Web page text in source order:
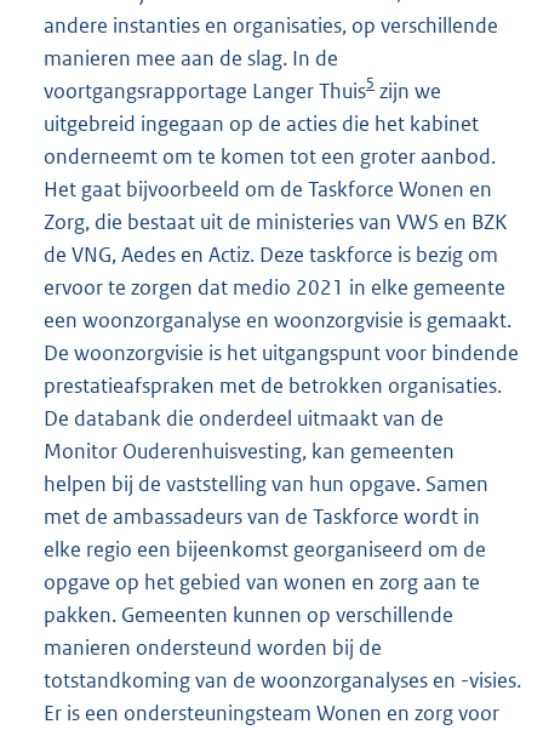
andere instanties en organisaties, op verschillende
manieren mee aan de slag. In de
voortgangsrapportage Langer Thuis5 zijn we
uitgebreid ingegaan op de acties die het kabinet
onderneemt om te komen tot een groter aanbod.
Het gaat bijvoorbeeld om de Taskforce Wonen en
Zorg, die bestaat uit de ministeries van VWS en BZK
de VNG, Aedes en Actiz. Deze taskforce is bezig om
ervoor te zorgen dat medio 2021 in elke gemeente
een woonzorganalyse en woonzorgvisie is gemaakt.
De woonzorgvisie is het uitgangspunt voor bindende
prestatieafspraken met de betrokken organisaties.
De databank die onderdeel uitmaakt van de
Monitor Ouderenhuisvesting, kan gemeenten
helpen bij de vaststelling van hun opgave. Samen
met de ambassadeurs van de Taskforce wordt in
elke regio een bijeenkomst georganiseerd om de
opgave op het gebied van wonen en zorg aan te
pakken. Gemeenten kunnen op verschillende
manieren ondersteund worden bij de
totstandkoming van de woonzorganalyses en -visies.
Er is een ondersteuningsteam Wonen en zorg voor